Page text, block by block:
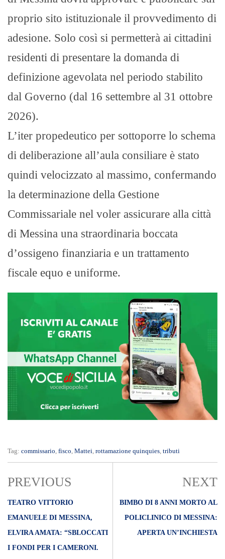
proprio sito istituzionale il provvedimento di
adesione. Solo così si permetterà ai cittadini
residenti di presentare la domanda di
definizione agevolata nel periodo stabilito
dal Governo (dal 16 settembre al 31 ottobre
2026).
L’iter propedeutico per sottoporre lo schema
di deliberazione all’aula consiliare è stato
quindi velocizzato al massimo, confermando
la determinazione della Gestione
Commissariale nel voler assicurare alla città
di Messina una straordinaria boccata
d’ossigeno finanziaria e un trattamento
fiscale equo e uniforme.
Tag: commissario, fisco, Mattei, rottamazione quinquies, tributi
PREVIOUS
TEATRO VITTORIO
EMANUELE DI MESSINA,
ELVIRA AMATA: “SBLOCCATI
I FONDI PER I CAMERONI.
NEXT
BIMBO DI 8 ANNI MORTO AL
POLICLINICO DI MESSINA:
APERTA UN’INCHIESTA